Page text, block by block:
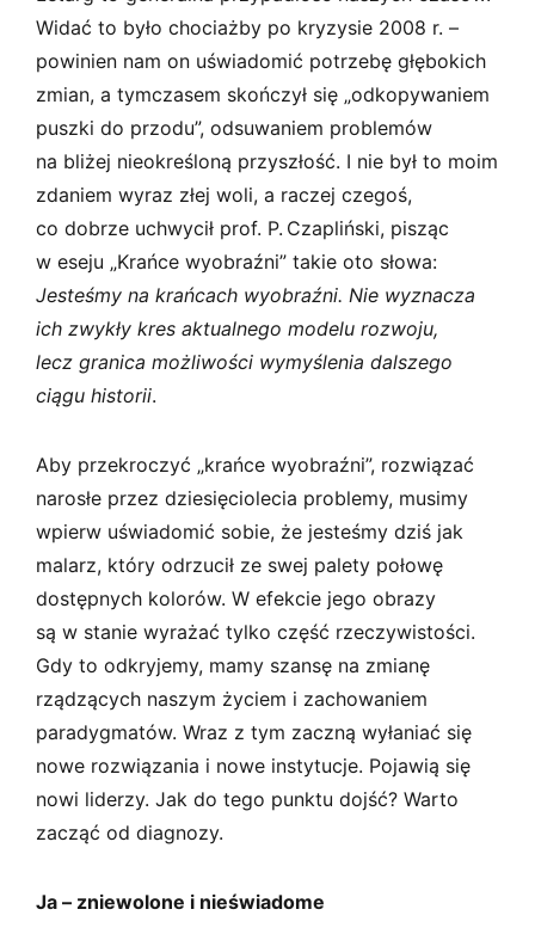
Widać to było chociażby po kryzysie 2008 r. –
powinien nam on uświadomić potrzebę głębokich
zmian, a tymczasem skończył się „odkopywaniem
puszki do przodu”, odsuwaniem problemów
na bliżej nieokreśloną przyszłość. I nie był to moim
zdaniem wyraz złej woli, a raczej czegoś,
co dobrze uchwycił prof. P. Czapliński, pisząc
w eseju „Krańce wyobraźni” takie oto słowa:
Jesteśmy na krańcach wyobraźni. Nie wyznacza
ich zwykły kres aktualnego modelu rozwoju,
lecz granica możliwości wymyślenia dalszego
ciągu historii.
Aby przekroczyć „krańce wyobraźni”, rozwiązać
narosłe przez dziesięciolecia problemy, musimy
wpierw uświadomić sobie, że jesteśmy dziś jak
malarz, który odrzucił ze swej palety połowę
dostępnych kolorów. W efekcie jego obrazy
są w stanie wyrażać tylko część rzeczywistości.
Gdy to odkryjemy, mamy szansę na zmianę
rządzących naszym życiem i zachowaniem
paradygmatów. Wraz z tym zaczną wyłaniać się
nowe rozwiązania i nowe instytucje. Pojawią się
nowi liderzy. Jak do tego punktu dojść? Warto
zacząć od diagnozy.
Ja – zniewolone i nieświadome